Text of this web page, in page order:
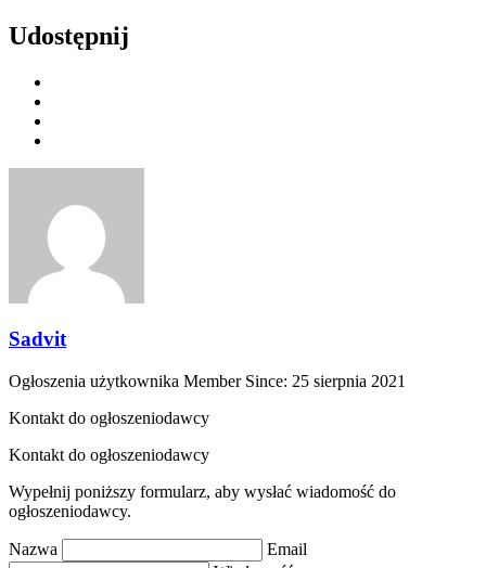
Udostępnij
Sadvit
Ogłoszenia użytkownika Member Since: 25 sierpnia 2021
Kontakt do ogłoszeniodawcy
Kontakt do ogłoszeniodawcy
Wypełnij poniższy formularz, aby wysłać wiadomość do
ogłoszeniodawcy.
Nazwa
Email